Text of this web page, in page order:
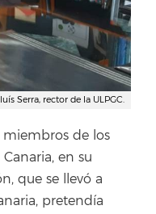
Serra, rector de la ULPGC.
miembros de los
en su
que se llevó a
pretendía